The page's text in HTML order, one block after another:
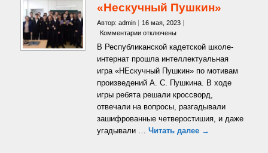
«Нескучный Пушкин»
Автор: admin
16 мая, 2023
Комментариик
Интеллектуальная
игра
«Нескучный
Пушкин»
отключены
В Республиканской кадетской школе-
интернат прошла интеллектуальная
игра «НЕскучный Пушкин» по мотивам
произведений А. С. Пушкина. В ходе
игры ребята решали кроссворд,
отвечали на вопросы, разгадывали
зашифрованные четверостишия, и даже
угадывали … Читать далее →